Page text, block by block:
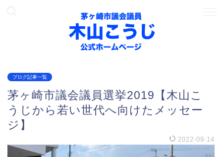
ブログ記事一覧
茅ヶ崎市議会議員選挙2019【木山こ
うじから若い世代へ向けたメッセー
ジ】
2022-09-14